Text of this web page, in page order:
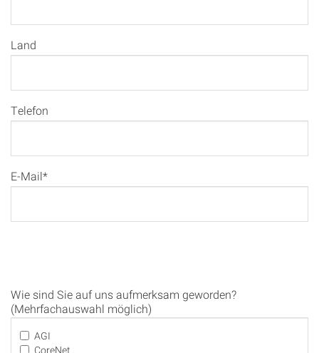
Land
Telefon
E-Mail*
Wie sind Sie auf uns aufmerksam geworden?
(Mehrfachauswahl möglich)
AGI
CoreNet